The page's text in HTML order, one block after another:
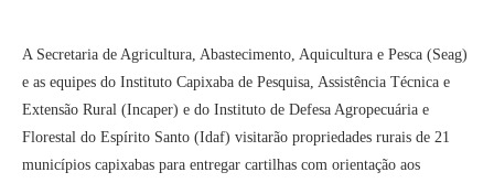
A Secretaria de Agricultura, Abastecimento, Aquicultura e Pesca (Seag)
e as equipes do Instituto Capixaba de Pesquisa, Assistência Técnica e
Extensão Rural (Incaper) e do Instituto de Defesa Agropecuária e
Florestal do Espírito Santo (Idaf) visitarão propriedades rurais de 21
municípios capixabas para entregar cartilhas com orientação aos